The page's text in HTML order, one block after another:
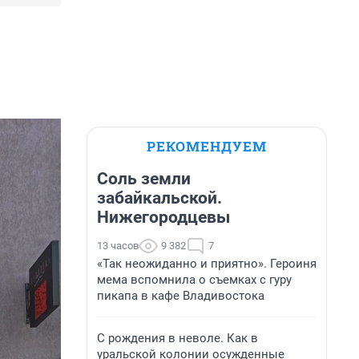
РЕКОМЕНДУЕМ
Соль земли
забайкальской.
Нижегородцевы
13 часов 9 382 7
«Так неожиданно и приятно». Героиня
мема вспомнила о съемках с гуру
пикапа в кафе Владивостока
С рождения в неволе. Как в
уральской колонии осужденные